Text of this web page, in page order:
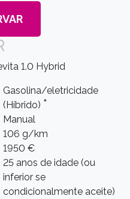
1.0 Hybrid
Gasolina/eletricidade
(Híbrido) *
Manual
106 g/km
1950 €
25 anos de idade (ou
inferior se
condicionalmente aceite)